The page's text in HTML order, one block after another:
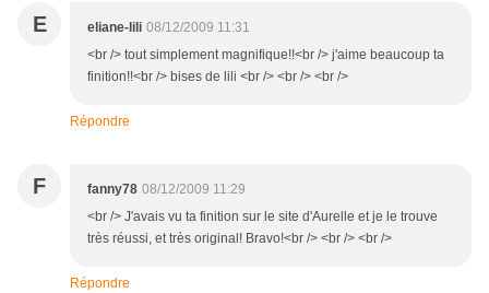
E eliane-lili 08/12/2009 11:31
<br /> tout simplement magnifique!!<br /> j'aime beaucoup ta
finition!!<br /> bises de lili <br /> <br /> <br />
Répondre
F fanny78 08/12/2009 11:29
<br /> J'avais vu ta finition sur le site d'Aurelle et je le trouve
très réussi, et très original! Bravo!<br /> <br /> <br />
Répondre